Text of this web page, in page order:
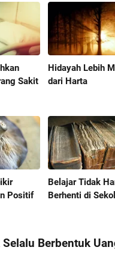
Sakit
Hidayah Lebih
dari Harta
Positif
Belajar Tidak
Berhenti di
Berbentuk